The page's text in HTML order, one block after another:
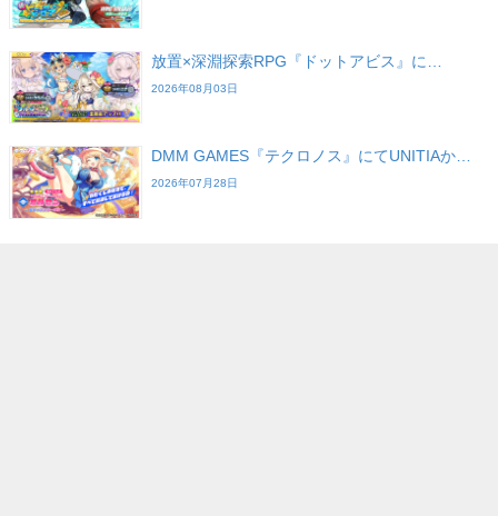
放置×深淵探索RPG『ドットアビス』に…
2026年08月03日
DMM GAMES『テクロノス』にてUNITIAか…
2026年07月28日